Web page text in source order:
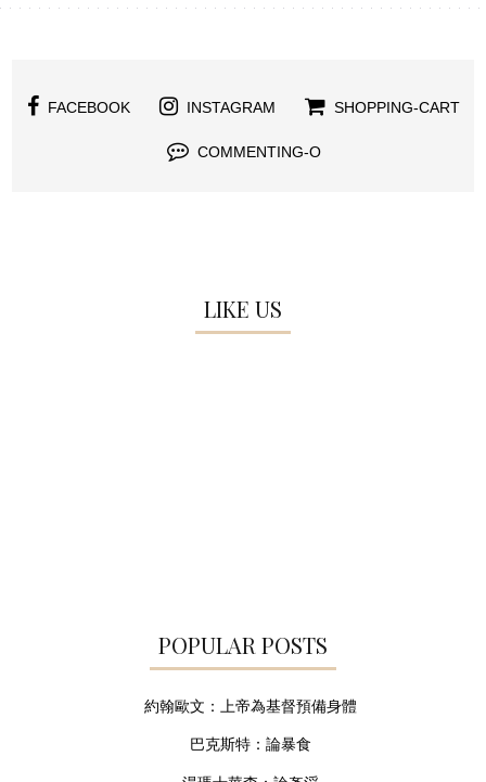
FACEBOOK INSTAGRAM SHOPPING-CART
COMMENTING-O
LIKE US
POPULAR POSTS
約翰歐文：上帝為基督預備身體
巴克斯特：論暴食